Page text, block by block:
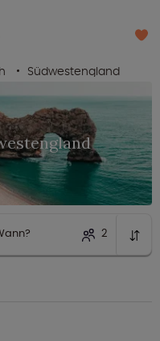
Südwestengland
2